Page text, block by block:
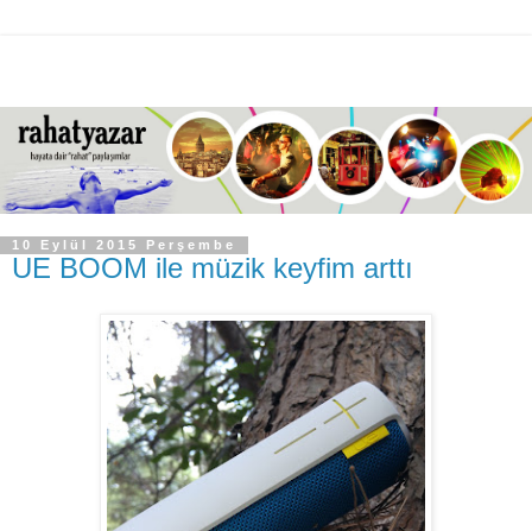
10 Eylül 2015 Perşembe
UE BOOM ile müzik keyfim arttı